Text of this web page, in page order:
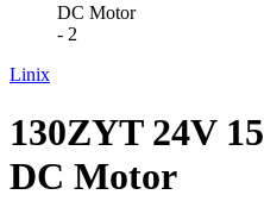
Linix
130ZYT 24V
DC Motor